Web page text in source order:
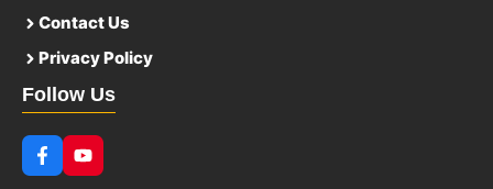
Contact Us
Privacy Policy
Follow Us